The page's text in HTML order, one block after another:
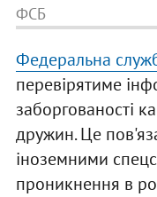
ФСБ
Федеральна
перевірятиме
заборгованості
дружин. Це
іноземними
проникнення в